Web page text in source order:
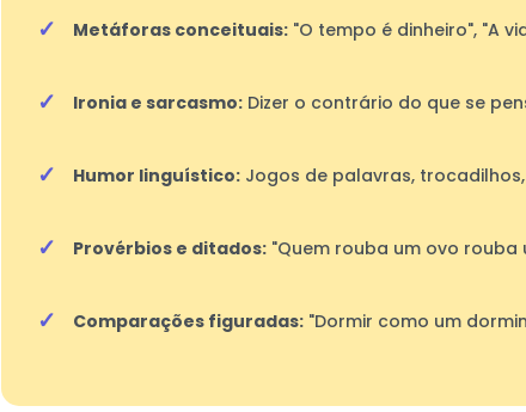
Metáforas conceituais:"O tempo é dinheiro", "A
Ironia e sarcasmo:Dizer o contrário do que se
Humor linguístico:Jogos de palavras,
Provérbios e ditados:"Quem rouba um ovo rouba
Comparações figuradas:"Dormir como um